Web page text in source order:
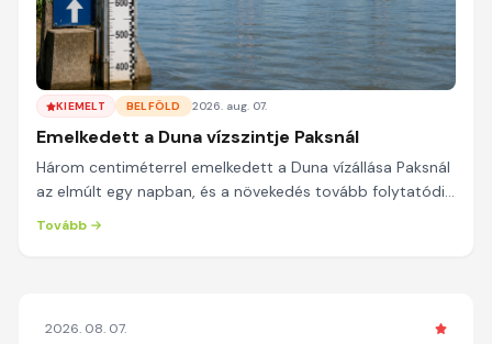
KIEMELT BELFÖLD 2026. aug. 07.
Emelkedett a Duna vízszintje Paksnál
Három centiméterrel emelkedett a Duna vízállása Paksnál
az elmúlt egy napban, és a növekedés tovább folytatódik
- derül ki a kormány.hu hőségriasztásr...
Tovább
2026. 08. 07.